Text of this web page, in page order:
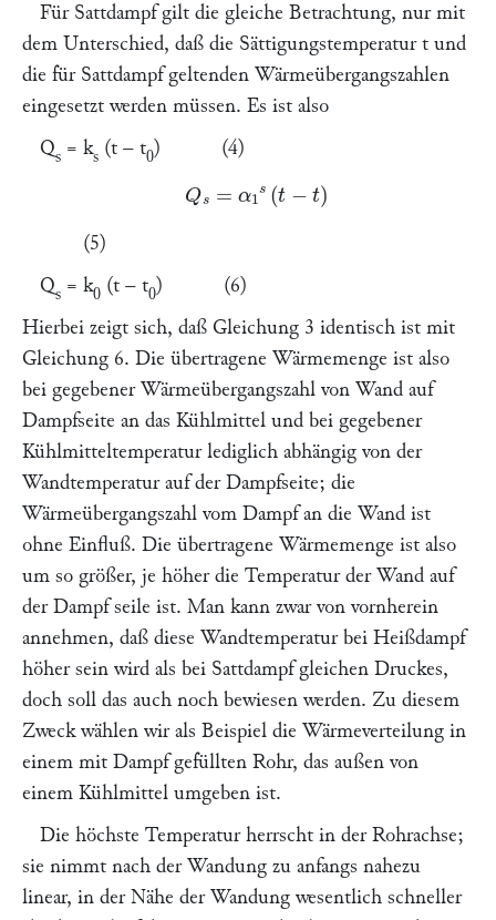
Für Sattdampf gilt die gleiche Betrachtung, nur mit
dem Unterschied, daß die Sättigungstemperatur t und
die für Sattdampf geltenden Wärmeübergangszahlen
eingesetzt werden müssen. Es ist also
Qs = ks (t – t0) (4)
1s (t−
(5)
Qs = k0 (t – t0) (6)
Hierbei zeigt sich, daß Gleichung 3 identisch ist mit
Gleichung 6. Die übertragene Wärmemenge ist also
bei gegebener Wärmeübergangszahl von Wand auf
Dampfseite an das Kühlmittel und bei gegebener
Kühlmitteltemperatur lediglich abhängig von der
Wandtemperatur auf der Dampfseite; die
Wärmeübergangszahl vom Dampf an die Wand ist
ohne Einfluß. Die übertragene Wärmemenge ist also
um so größer, je höher die Temperatur der Wand auf
der Dampf seile ist. Man kann zwar von vornherein
annehmen, daß diese Wandtemperatur bei Heißdampf
höher sein wird als bei Sattdampf gleichen Druckes,
doch soll das auch noch bewiesen werden. Zu diesem
Zweck wählen wir als Beispiel die Wärmeverteilung in
einem mit Dampf gefüllten Rohr, das außen von
einem Kühlmittel umgeben ist.
Die höchste Temperatur herrscht in der Rohrachse;
sie nimmt nach der Wandung zu anfangs nahezu
linear, in der Nähe der Wandung wesentlich schneller